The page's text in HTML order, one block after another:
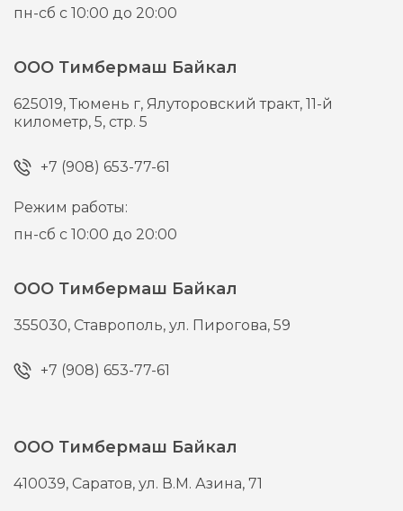
пн-сб с 10:00 до 20:00
ООО Тимбермаш Байкал
625019,Тюмень г, Ялуторовский тракт, 11-й
километр, 5, стр. 5
+7 (908) 653-77-61
Режим работы:
пн-сб с 10:00 до 20:00
ООО Тимбермаш Байкал
355030, Ставрополь,ул. Пирогова, 59
+7 (908) 653-77-61
ООО Тимбермаш Байкал
410039, Саратов,ул. В.М. Азина, 71